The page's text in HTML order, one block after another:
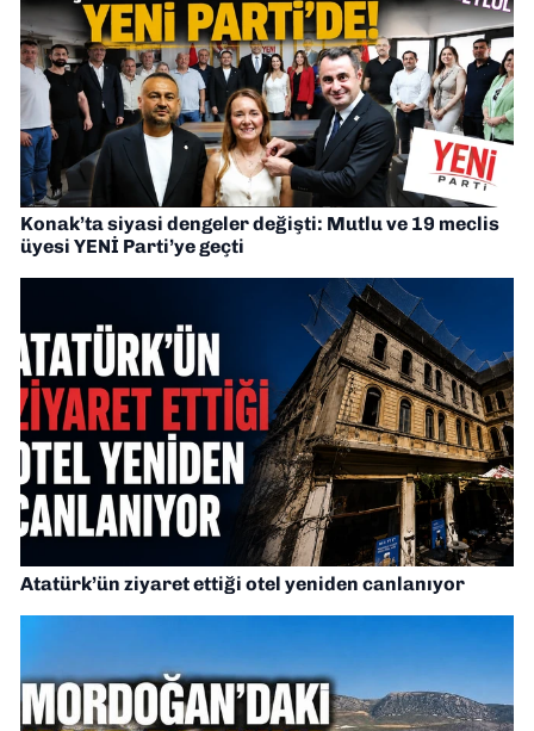
Konak’ta siyasi dengeler değişti: Mutlu ve 19 meclis
üyesi YENİ Parti’ye geçti
Atatürk’ün ziyaret ettiği otel yeniden canlanıyor